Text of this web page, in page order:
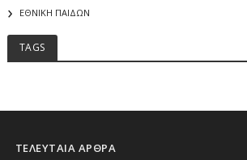
ΕΘΝΙΚΗ ΠΑΙΔΩΝ
TAGS
ΤΕΛΕΥΤΑΙΑ ΑΡΘΡΑ